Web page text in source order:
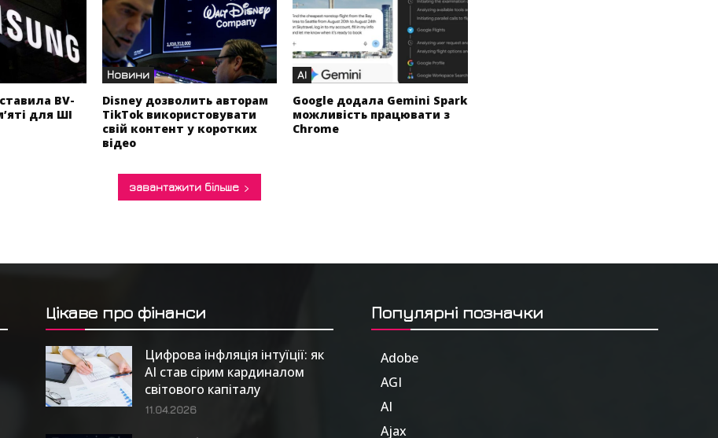
BV-
для ШІ
Новини
Disney дозволить авторам
TikTok використовувати
свій контент у коротких
відео
AI
Google додала Gemini Spark
можливість працювати з
Chrome
завантажити більше
Цікаве про фінанси
Цифрова інфляція інтуїції: як
AI став сірим кардиналом
світового капіталу
11.04.2026
Популярні позначки
Adobe
AGI
AI
Ajax